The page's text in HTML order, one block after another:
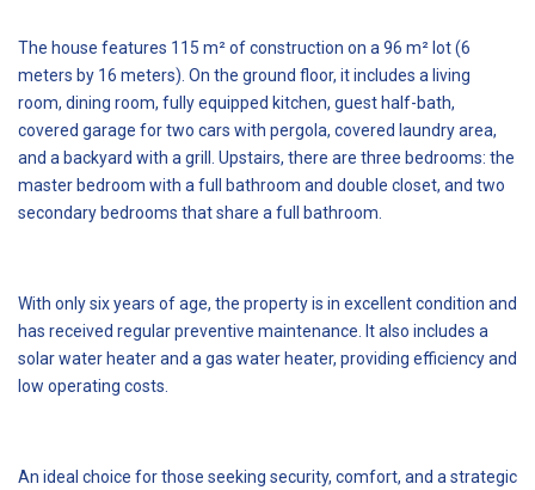
The house features 115 m² of construction on a 96 m² lot (6
meters by 16 meters). On the ground floor, it includes a living
room, dining room, fully equipped kitchen, guest half-bath,
covered garage for two cars with pergola, covered laundry area,
and a backyard with a grill. Upstairs, there are three bedrooms: the
master bedroom with a full bathroom and double closet, and two
secondary bedrooms that share a full bathroom.
With only six years of age, the property is in excellent condition and
has received regular preventive maintenance. It also includes a
solar water heater and a gas water heater, providing efficiency and
low operating costs.
An ideal choice for those seeking security, comfort, and a strategic